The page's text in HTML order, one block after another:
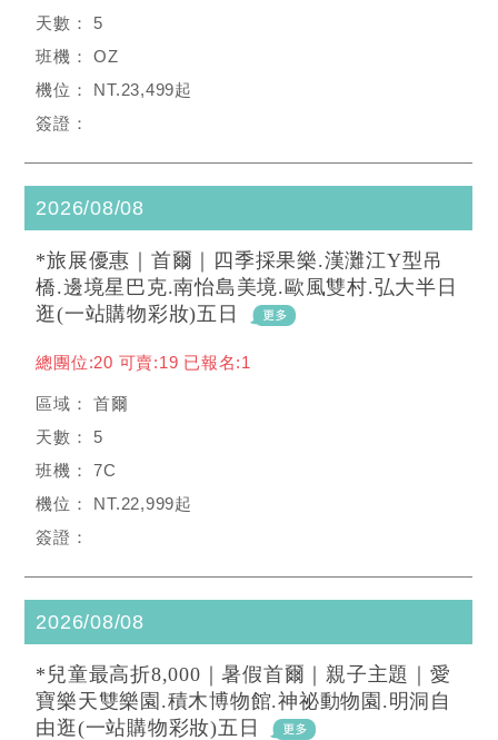
5
OZ
NT.23,499起
2026/08/08
*旅展優惠｜首爾｜四季採果樂.漢灘江Y型吊
橋.邊境星巴克.南怡島美境.歐風雙村.弘大半日
逛(一站購物彩妝)五日
總團位:20 可賣:19 已報名:1
首爾
5
7C
NT.22,999起
2026/08/08
*兒童最高折8,000｜暑假首爾｜親子主題｜愛
寶樂天雙樂園.積木博物館.神祕動物園.明洞自
由逛(一站購物彩妝)五日